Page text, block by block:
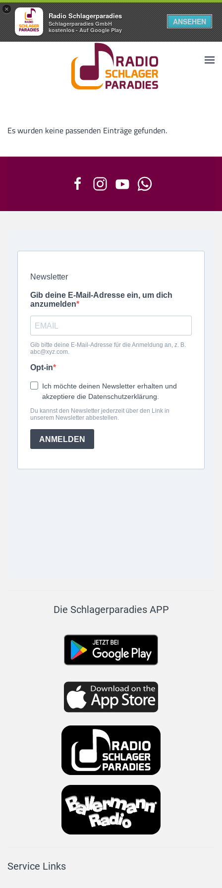
×
Radio Schlagerparadies
Schlagerparadies GmbH
kostenlos - Auf Google Play
ANSEHEN
Es wurden keine passenden Einträge gefunden.
Die Schlagerparadies APP
Service Links